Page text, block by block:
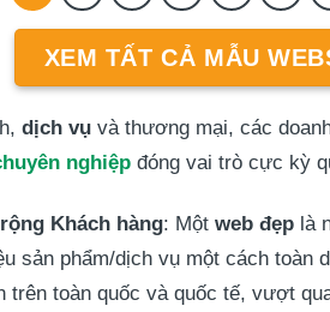
XEM TẤT CẢ MẪU
dịch vụ và thương mại, các
nghiệp đóng vai trò cực kỳ
Khách hàng: Mộtweb đẹp là
sản phẩm/dịch vụ một cách toàn
trên toàn quốc và quốc tế, vượt